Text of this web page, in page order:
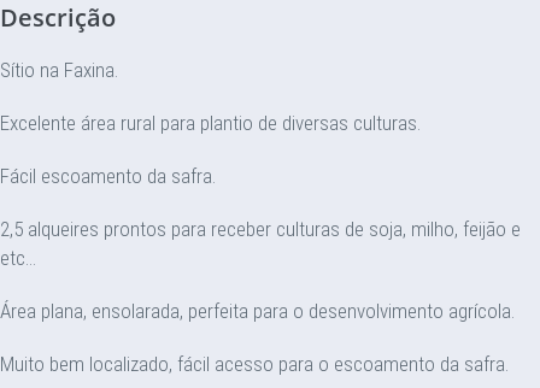
Descrição
Sítio na Faxina.
Excelente área rural para plantio de diversas culturas.
Fácil escoamento da safra.
2,5 alqueires prontos para receber culturas de soja, milho, feijão e
etc...
Área plana, ensolarada, perfeita para o desenvolvimento agrícola.
Muito bem localizado, fácil acesso para o escoamento da safra.